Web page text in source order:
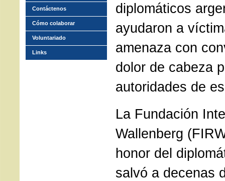
diplomáticos
ayudaron a
amenaza con
dolor de cabeza
autoridades de
La Fundación
Wallenberg
honor del
salvó a decenas
Contáctenos
Cómo colaborar
Voluntariado
Links